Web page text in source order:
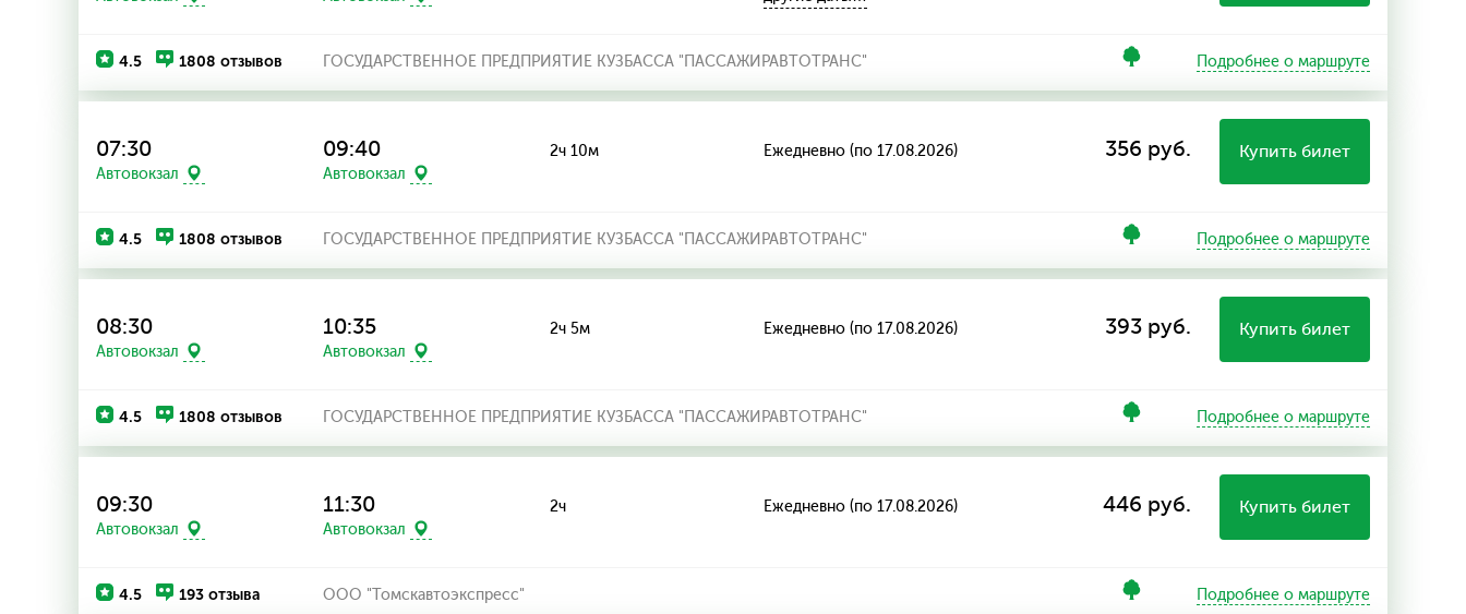
4.5 1808 отзывов ГОСУДАРСТВЕННОЕ ПРЕДПРИЯТИЕ КУЗБАССА "ПАССАЖИРАВТОТРАНС" Подробнее о маршруте
07:30
Автовокзал
09:40
Автовокзал
2ч 10м Ежедневно (по 17.08.2026) 356 руб. Купить билет
4.5 1808 отзывов ГОСУДАРСТВЕННОЕ ПРЕДПРИЯТИЕ КУЗБАССА "ПАССАЖИРАВТОТРАНС" Подробнее о маршруте
08:30
Автовокзал
10:35
Автовокзал
2ч 5м Ежедневно (по 17.08.2026) 393 руб. Купить билет
4.5 1808 отзывов ГОСУДАРСТВЕННОЕ ПРЕДПРИЯТИЕ КУЗБАССА "ПАССАЖИРАВТОТРАНС" Подробнее о маршруте
09:30
Автовокзал
11:30
Автовокзал
2ч Ежедневно (по 17.08.2026) 446 руб. Купить билет
4.5 193 отзыва ООО "Томскавтоэкспресс" Подробнее о маршруте